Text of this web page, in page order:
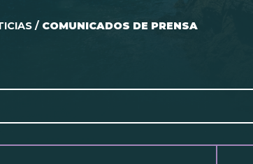
/ COMUNICADOS DE PRENSA